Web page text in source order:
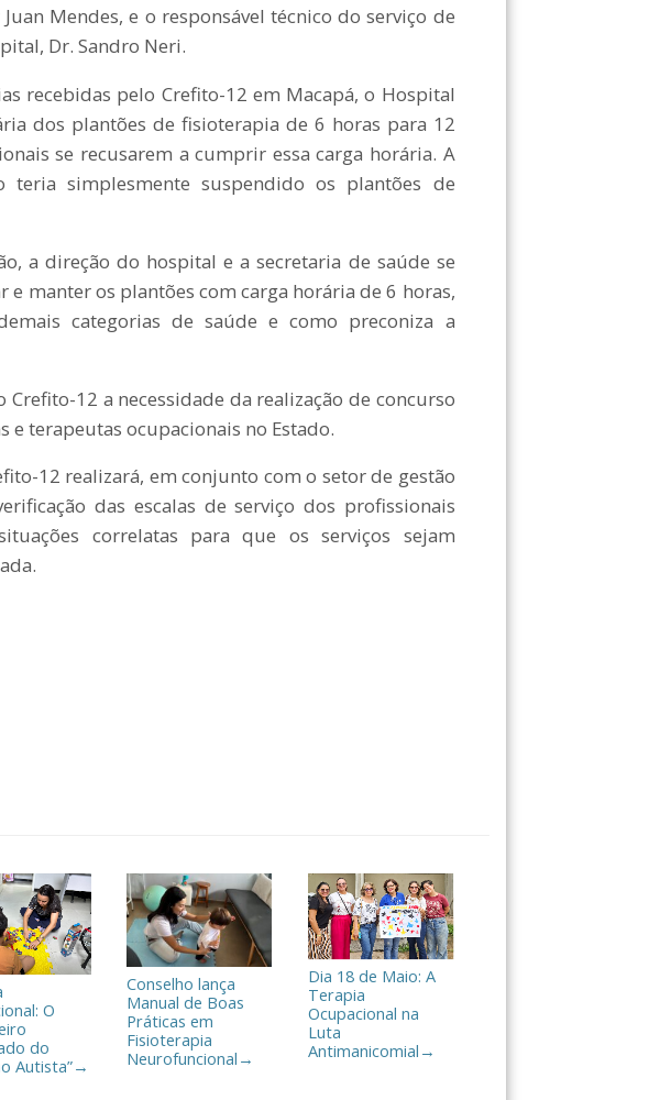
Mendes, e o responsável técnico do serviço de
Dr. Sandro Neri.
recebidas pelo Crefito-12 em Macapá, o Hospital
dos plantões de fisioterapia de 6 horas para 12
se recusarem a cumprir essa carga horária. A
teria simplesmente suspendido os plantões de
a direção do hospital e a secretaria de saúde se
manter os plantões com carga horária de 6 horas,
categorias de saúde e como preconiza a
12 a necessidade da realização de concurso
terapeutas ocupacionais no Estado.
12 realizará, em conjunto com o setor de gestão
das escalas de serviço dos profissionais
correlatas para que os serviços sejam
O
do
Autista”→
Conselho lança
Manual de Boas
Práticas em
Fisioterapia
Neurofuncional →
Dia 18 de Maio: A
Terapia
Ocupacional na
Luta
Antimanicomial →